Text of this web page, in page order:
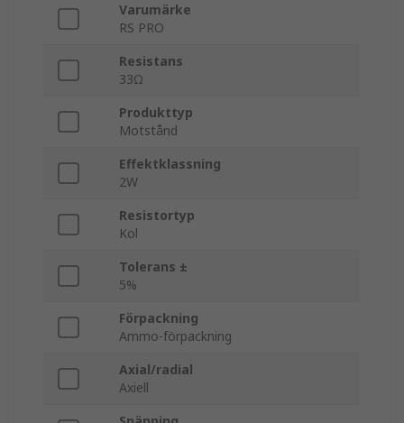
Varumärke
RS PRO
Resistans
33Ω
Produkttyp
Motstånd
Effektklassning
2W
Resistortyp
Kol
Tolerans ±
5%
Förpackning
Ammo-förpackning
Axial/radial
Axiell